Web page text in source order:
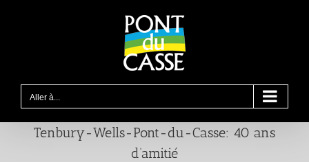
Aller à...
Tenbury-Wells-Pont-du-Casse: 40 ans
d’amitié